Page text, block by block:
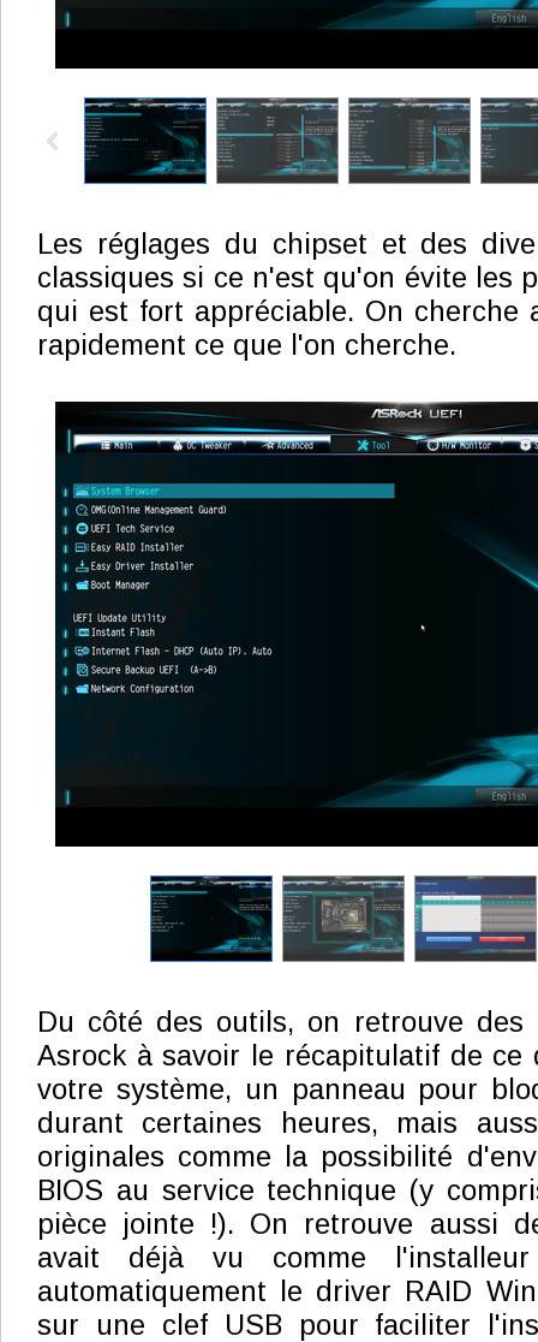
Les réglages du chipset et des
classiques si ce n'est qu'on évite les
qui est fort appréciable. On cherche
rapidement ce que l'on cherche.
Du côté des outils, on retrouve des
Asrock à savoir le récapitulatif de ce
votre système, un panneau pour
durant certaines heures, mais
originales comme la possibilité
BIOS au service technique (y
pièce jointe !). On retrouve aussi
avait déjà vu comme
automatiquement le driver RAID
sur une clef USB pour faciliter